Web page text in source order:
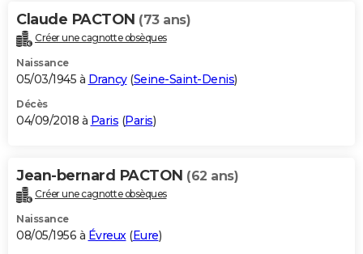
Claude PACTON (73 ans)
Créer une cagnotte obsèques
Naissance
05/03/1945 à Drancy(Seine-Saint-Denis)
Décès
04/09/2018 à Paris (Paris)
Jean-bernard PACTON (62 ans)
Créer une cagnotte obsèques
Naissance
08/05/1956 à Évreux(Eure)